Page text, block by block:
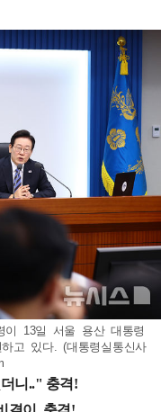
이 13일 서울 용산 대통령
고 있다. (대통령실통신사